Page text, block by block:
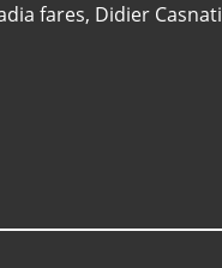
fares, Didier Casnati